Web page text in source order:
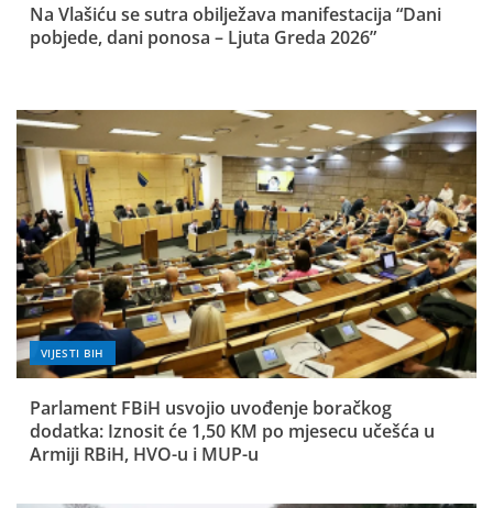
Na Vlašiću se sutra obilježava manifestacija “Dani
pobjede, dani ponosa – Ljuta Greda 2026”
VIJESTI BIH
Parlament FBiH usvojio uvođenje boračkog
dodatka: Iznosit će 1,50 KM po mjesecu učešća u
Armiji RBiH, HVO-u i MUP-u